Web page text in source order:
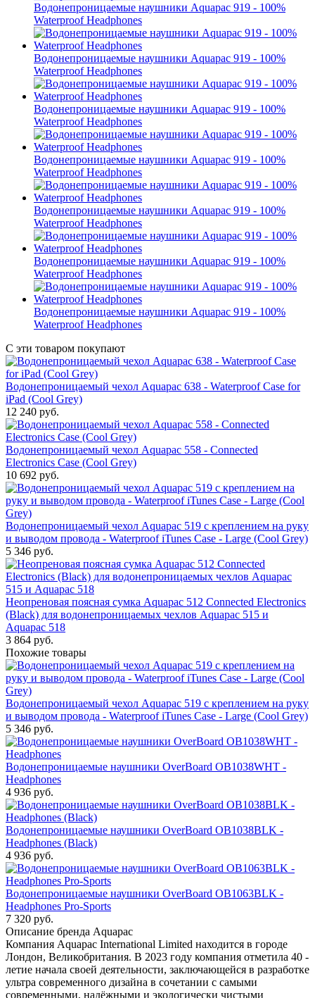
Водонепроницаемые наушники Aquapac 919 - 100%
Waterproof Headphones
Водонепроницаемые наушники Aquapac 919 - 100%
Waterproof Headphones
Водонепроницаемые наушники Aquapac 919 - 100%
Waterproof Headphones
Водонепроницаемые наушники Aquapac 919 - 100%
Waterproof Headphones
Водонепроницаемые наушники Aquapac 919 - 100%
Waterproof Headphones
Водонепроницаемые наушники Aquapac 919 - 100%
Waterproof Headphones
Водонепроницаемые наушники Aquapac 919 - 100%
Waterproof Headphones
С эти товаром покупают
Водонепроницаемый чехол Aquapac 638 - Waterproof Case for
iPad (Cool Grey)
12 240 руб.
Водонепроницаемый чехол Aquapac 558 - Connected
Electronics Case (Cool Grey)
10 692 руб.
Водонепроницаемый чехол Aquapac 519 с креплением на руку
и выводом провода - Waterproof iTunes Case - Large (Cool Grey)
5 346 руб.
Hеопреновая поясная сумка Aquapac 512 Connected Electronics
(Black) для водонепроницаемых чехлов Aquapac 515 и
Aquapac 518
3 864 руб.
Похожие товары
Водонепроницаемый чехол Aquapac 519 с креплением на руку
и выводом провода - Waterproof iTunes Case - Large (Cool Grey)
5 346 руб.
Водонепроницаемые наушники OverBoard OB1038WHT -
Headphones
4 936 руб.
Водонепроницаемые наушники OverBoard OB1038BLK -
Headphones (Black)
4 936 руб.
Водонепроницаемые наушники OverBoard OB1063BLK -
Headphones Pro-Sports
7 320 руб.
Описание бренда Aquapac
Компания Aquapac International Limited находится в городе
Лондон, Великобритания. В 2023 году компания отметила 40 -
летие начала своей деятельности, заключающейся в разработке
ультра современного дизайна в сочетании с самыми
современными, надёжными и экологически чистыми